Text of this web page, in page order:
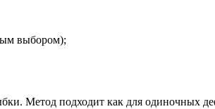
выбором);
Метод подходит как для одиночных